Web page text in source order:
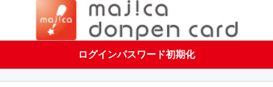
ログインパスワード初期化